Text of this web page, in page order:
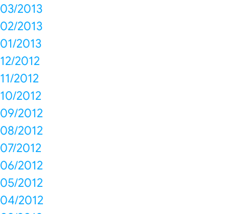
03/2013
02/2013
01/2013
12/2012
11/2012
10/2012
09/2012
08/2012
07/2012
06/2012
05/2012
04/2012